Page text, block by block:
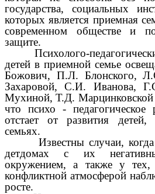
государства, социальных
которых является приемная
современном обществе и
защите.
Психолого-
детей в приемной семье
Божович, П.Л. Блонского,
Захаровой, С.И. Иванова,
Мухиной, Т.Д. Марцинковской
что психо - педагогическое
отстает от развития
семьях.
Известны случаи, когда
детдомах с их
окружением, а также у
конфликтной атмосферой
росте.